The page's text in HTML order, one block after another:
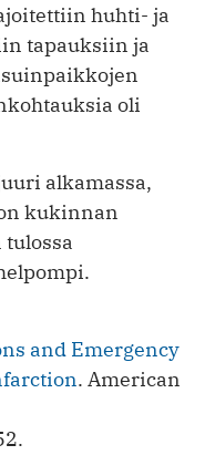
huhti- ja
tapauksiin ja
oli
alkamassa,
kukinnan
and Emergency
. American